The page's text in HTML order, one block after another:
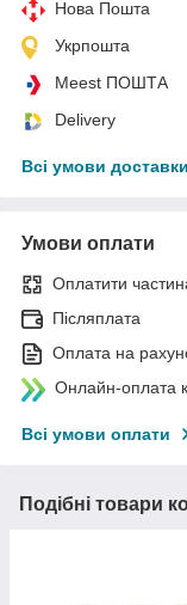
Нова Пошта
Укрпошта
Meest ПОШТА
Delivery
Всі умови доставки
Умови оплати
Оплатити
Післяплата
Оплата на
Онлайн-оплата
Всі умови оплати
Подібні товари